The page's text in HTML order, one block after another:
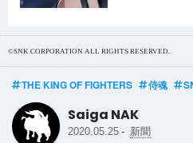
©SNK CORPORATION ALL RIGHTS RESERVED.
THE KING OF FIGHTERS 侍魂
Saiga NAK
2020.05.25 - 新聞